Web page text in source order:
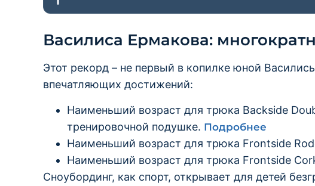
Василиса Ермакова:
Этот рекорд – не первый в копилке юной
впечатляющих достижений:
Наименьший возраст для трюка Backside
тренировочной подушке. Подробнее
Наименьший возраст для трюка Frontside
Наименьший возраст для трюка Frontside
Сноубординг, как спорт, открывает для детей